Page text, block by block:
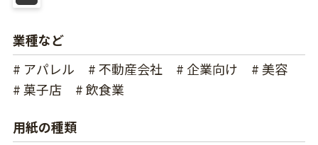
業種など
# アパレル
# 不動産会社 # 企業向け
# 美容
# 菓子店
# 飲食業
用紙の種類